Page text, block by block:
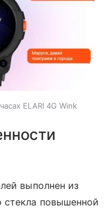
ELARI 4G Wink
выполнен из
стекла повышенной